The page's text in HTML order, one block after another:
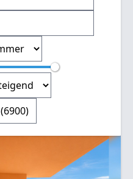
(6900)